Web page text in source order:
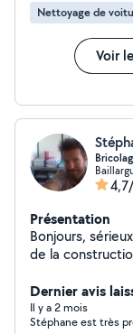
Nettoyage de
Voir
Présentation
Bonjours,
de la
outillages.
Dernier avis
Il y a 2 mois
Stéphane est très